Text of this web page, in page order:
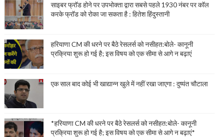
साइबर फ्रॉड होने पर उपभोक्ता द्वारा सबसे पहले 1930 नंबर पर कॉल
करके फ्रॉड को रोका जा सकता है : हितेश हिंदुस्तानी
हरियाणा CM की धरने पर बैठे रेसलर्स को नसीहत:बोले- कानूनी
प्रक्रिया शुरू हो गई है; इस विषय को एक सीमा से आगे न बढ़ाएं
एक साल बाद कोई भी खाद्यान्न खुले में नहीं रखा जाएगा : दुष्यंत चौटाला
*हरियाणा CM की धरने पर बैठे रेसलर्स को नसीहत:बोले- कानूनी
प्रक्रिया शुरू हो गई है; इस विषय को एक सीमा से आगे न बढ़ाएं*